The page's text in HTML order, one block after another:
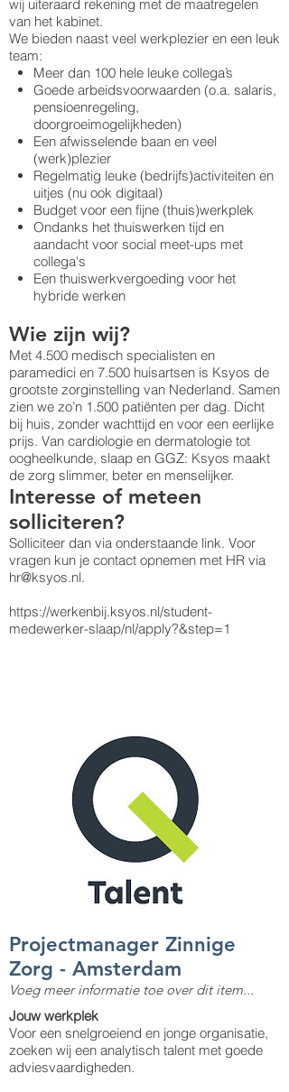
wij uiteraard rekening met de maatregelen
van het kabinet.
We bieden naast veel werkplezier en een leuk
team:
Meer dan 100 hele leuke collega’s
Goede arbeidsvoorwaarden (o.a. salaris,
pensioenregeling,
doorgroeimogelijkheden)
Een afwisselende baan en veel
(werk)plezier
Regelmatig leuke (bedrijfs)activiteiten en
uitjes (nu ook digitaal)
Budget voor een fijne (thuis)werkplek
Ondanks het thuiswerken tijd en
aandacht voor social meet-ups met
collega's
Een thuiswerkvergoeding voor het
hybride werken
Wie zijn wij?
Met 4.500 medisch specialisten en
paramedici en 7.500 huisartsen is Ksyos de
grootste zorginstelling van Nederland. Samen
zien we zo’n 1.500 patiënten per dag. Dicht
bij huis, zonder wachttijd en voor een eerlijke
prijs. Van cardiologie en dermatologie tot
oogheelkunde, slaap en GGZ: Ksyos maakt
de zorg slimmer, beter en menselijker.
Interesse of meteen
solliciteren?
Solliciteer dan via onderstaande link. Voor
vragen kun je contact opnemen met HR via
hr@ksyos.nl.
https://werkenbij.ksyos.nl/student-
medewerker-slaap/nl/apply?&step=1
Projectmanager Zinnige
Zorg - Amsterdam
Voeg meer informatie toe over dit item...
Jouw werkplek
Voor een snelgroeiend en jonge organisatie,
zoeken wij een analytisch talent met goede
adviesvaardigheden.